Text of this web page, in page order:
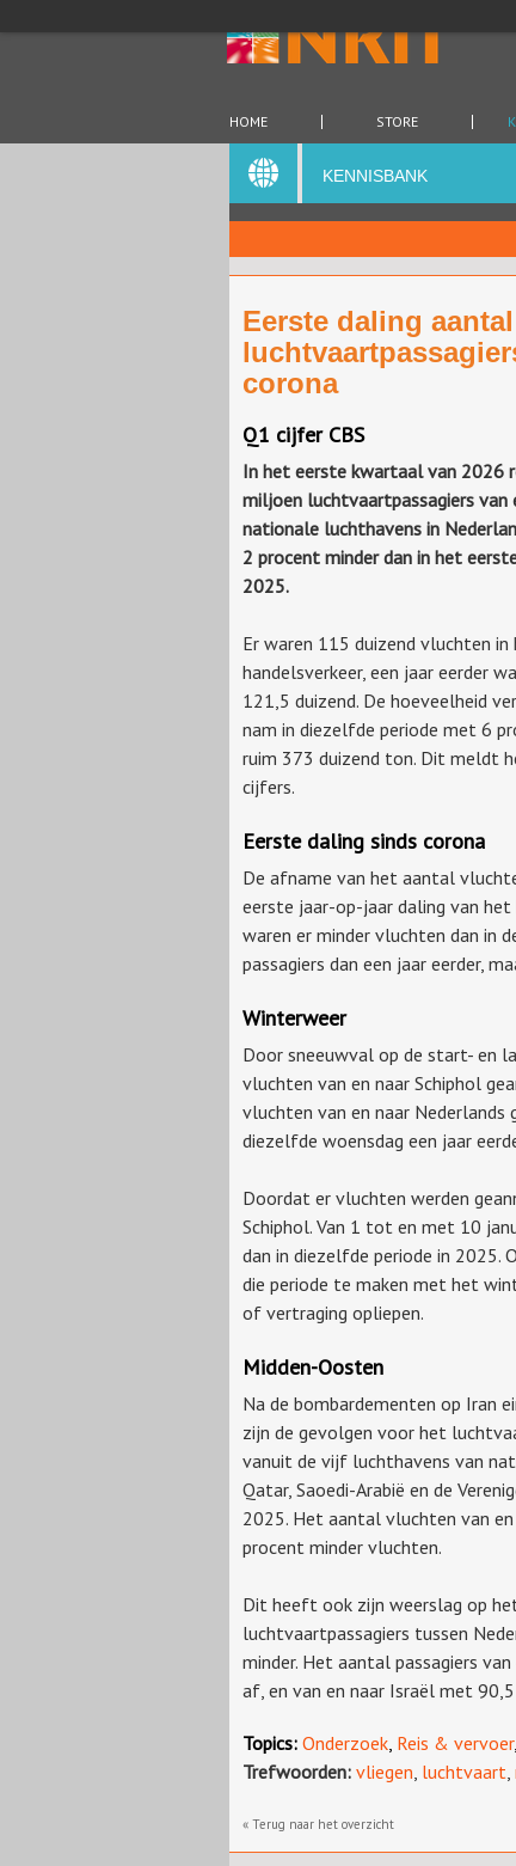
HOME STORE
KENNISBANK
Eerste daling aantal
corona
Q1 cijfer CBS
In het eerste kwartaal van 2026
miljoen luchtvaartpassagiers van
nationale luchthavens in
2 procent minder dan in het
2025.
Er waren 115 duizend vluchten in
handelsverkeer, een jaar eerder
121,5 duizend. De hoeveelheid
nam in diezelfde periode met 6
ruim 373 duizend ton. Dit meldt
cijfers.
Eerste daling sinds corona
De afname van het aantal
eerste jaar-op-jaar daling van het
waren er minder vluchten dan in
passagiers dan een jaar eerder,
Winterweer
Door sneeuwval op de start- en
vluchten van en naar Schiphol
vluchten van en naar
diezelfde woensdag een jaar
Doordat er vluchten werden
Schiphol. Van 1 tot en met 10
dan in diezelfde periode in 2025.
die periode te maken met het
of vertraging opliepen.
Midden-Oosten
Na de bombardementen op Iran
zijn de gevolgen voor het
vanuit de vijf luchthavens van
Qatar, Saoedi-Arabië en de
2025. Het aantal vluchten van
procent minder vluchten.
Dit heeft ook zijn weerslag op
luchtvaartpassagiers tussen
minder. Het aantal passagiers
af, en van en naar Israël met
Topics: Onderzoek Reis & vervoer,
Trefwoorden: vliegen luchtvaart
« Terug naar het overzicht